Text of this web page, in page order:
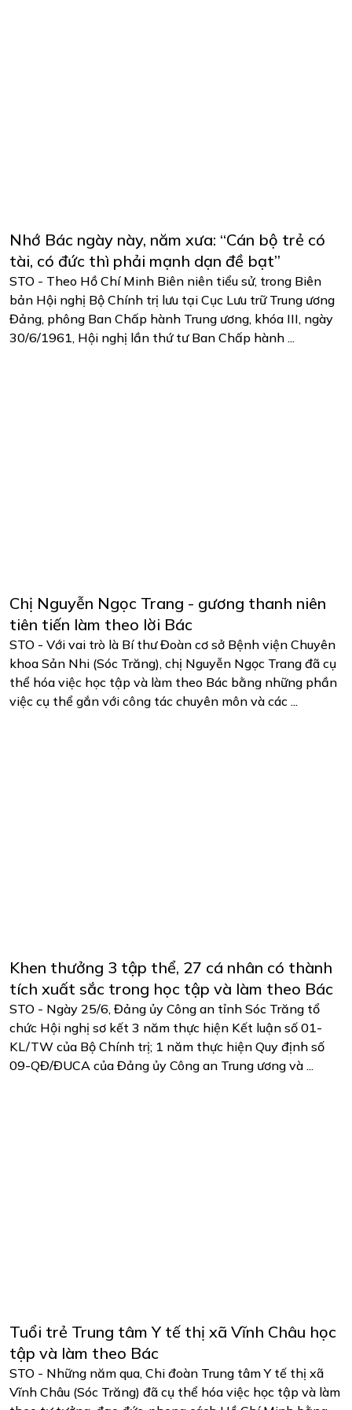
Nhớ Bác ngày này, năm xưa: “Cán bộ trẻ có
tài, có đức thì phải mạnh dạn đề bạt”
STO - Theo Hồ Chí Minh Biên niên tiểu sử, trong Biên
bản Hội nghị Bộ Chính trị lưu tại Cục Lưu trữ Trung ương
Đảng, phông Ban Chấp hành Trung ương, khóa III, ngày
30/6/1961, Hội nghị lần thứ tư Ban Chấp hành ...
Chị Nguyễn Ngọc Trang - gương thanh niên
tiên tiến làm theo lời Bác
STO - Với vai trò là Bí thư Đoàn cơ sở Bệnh viện Chuyên
khoa Sản Nhi (Sóc Trăng), chị Nguyễn Ngọc Trang đã cụ
thể hóa việc học tập và làm theo Bác bằng những phần
việc cụ thể gắn với công tác chuyên môn và các ...
Khen thưởng 3 tập thể, 27 cá nhân có thành
tích xuất sắc trong học tập và làm theo Bác
STO - Ngày 25/6, Đảng ủy Công an tỉnh Sóc Trăng tổ
chức Hội nghị sơ kết 3 năm thực hiện Kết luận số 01-
KL/TW của Bộ Chính trị; 1 năm thực hiện Quy định số
09-QĐ/ĐUCA của Đảng ủy Công an Trung ương và ...
Tuổi trẻ Trung tâm Y tế thị xã Vĩnh Châu học
tập và làm theo Bác
STO - Những năm qua, Chi đoàn Trung tâm Y tế thị xã
Vĩnh Châu (Sóc Trăng) đã cụ thể hóa việc học tập và làm